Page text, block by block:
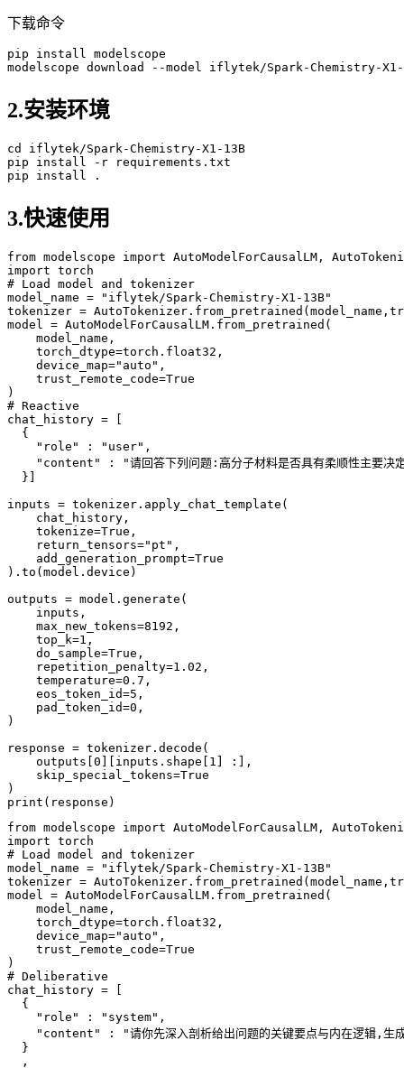
下载命令
pip
modelscope download --model iflytek/Spark-Chemistry-X1 -
2.安装环境
cd iflytek/Spark-Chemistry-X1 - 13
pip
pip
3.快速使用
from modelscope import AutoModelForCausalLM,
import torch
# Load model and tokenizer
model_name =
"iflytek/Spark-Chemistry-X1-13B"
tokenizer =
model
= AutoModelForCausalLM.from_pretrained(
model_name,
torch_dtype=torch.float32,
device_map="auto",
trust_remote_code=True
)
# Reactive
chat_history =
{
"role"
:
"user",
"content"
:
"请回答下列问题:高分子材料是否具有柔顺性主要
}]
inputs = tokenizer.apply_chat_template(
chat_history,
tokenize=True,
return_tensors="pt",
add_generation_prompt=True
).to(model.device)
outputs = model.generate(
inputs,
max_new_tokens=8192,
top_k=1,
do_sample=True,
repetition_penalty=1.02,
temperature=0.7,
eos_token_id=5,
pad_token_id=0,
)
response = tokenizer.decode(
outputs[0][inputs.shape[1]
:
],
skip_special_tokens=True
)
print(response)
from modelscope import
import
# Load model and tokenizer
model_name =
"iflytek/Spark-Chemistry-X1-13B"
tokenizer =
model = AutoModelForCausalLM.from_pretrained(
    model_name,
    torch_dtype=torch.float32,
    device_map=
"auto" ,
    trust_remote_code=
True
# Deliberative
chat_history = [
  {
"role"
: "system" ,
"content"
:
"请你先深入剖析给出问题的关键要点与内在逻辑,
  }
  ,